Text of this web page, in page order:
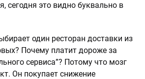
сегодня это видно буквально в
один ресторан доставки из
Почему платит дороже за
сервиса”? Потому что мозг
Он покупает снижение